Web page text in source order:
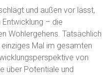
und außen vor lässt,
– die
Wohlergehens. Tatsächlich
Mal im gesamten
von
über Potentiale und